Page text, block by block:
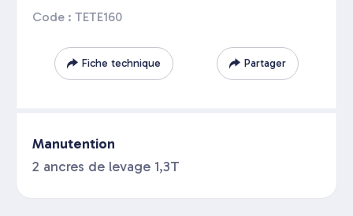
Code : TETE160
Fiche technique Partager
Manutention
2 ancres de levage 1,3T